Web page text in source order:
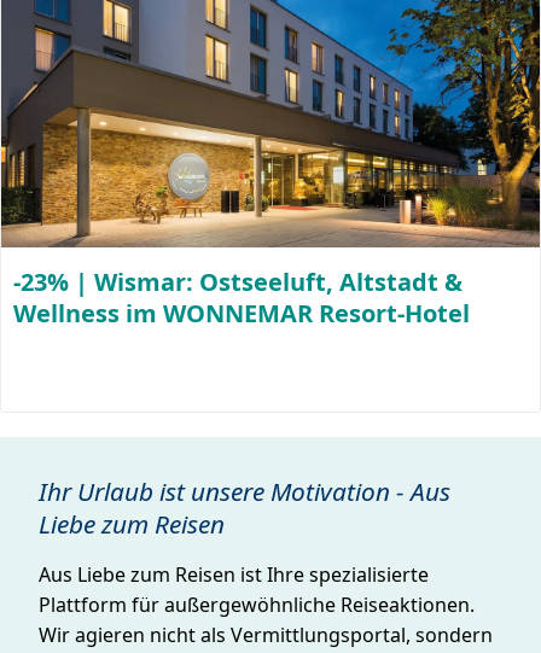
-23% | Wismar: Ostseeluft, Altstadt &
Wellness im WONNEMAR Resort-Hotel
Ihr Urlaub ist unsere Motivation - Aus
Liebe zum Reisen
Aus Liebe zum Reisen ist Ihre spezialisierte
Plattform für außergewöhnliche Reiseaktionen.
Wir agieren nicht als Vermittlungsportal, sondern